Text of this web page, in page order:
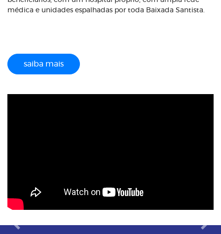
médica e unidades espalhadas por toda Baixada Santista.
saiba mais
Previous Next